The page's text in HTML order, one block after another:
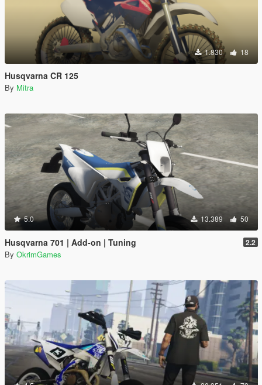
1.830 18
Husqvarna CR 125
By Mitra
5.0 13.389 50
Husqvarna 701 | Add-on | Tuning 2.2
By OkrimGames